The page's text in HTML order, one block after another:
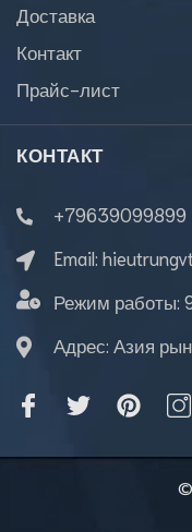
Доставка
Контакт
Прайс-лист
КОНТАКТ
+79639099899
Email:
Режим работы:
Адрес: Азия
©